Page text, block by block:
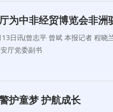
为中非经贸博览会非
讯(曾志平 曾斌 本报记者 程晓
厅党委副书
护童梦 护航成长​